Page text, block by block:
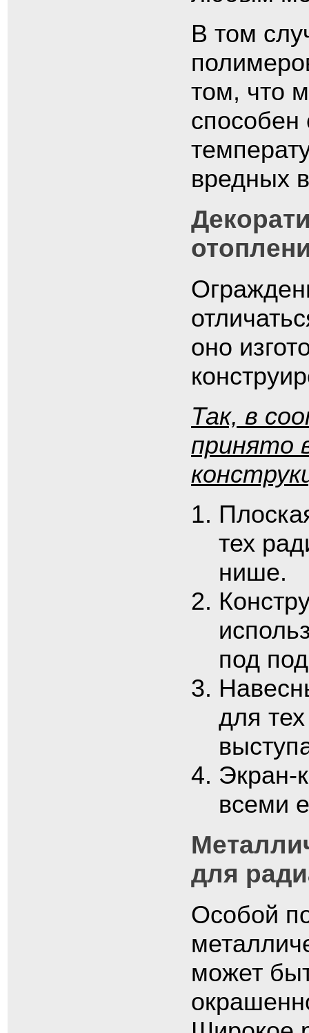
В том
том, что
способен
вредных
оно
Так, в
принято
тех
нише.
под
для
Экран-
всеми
для
Особой
может